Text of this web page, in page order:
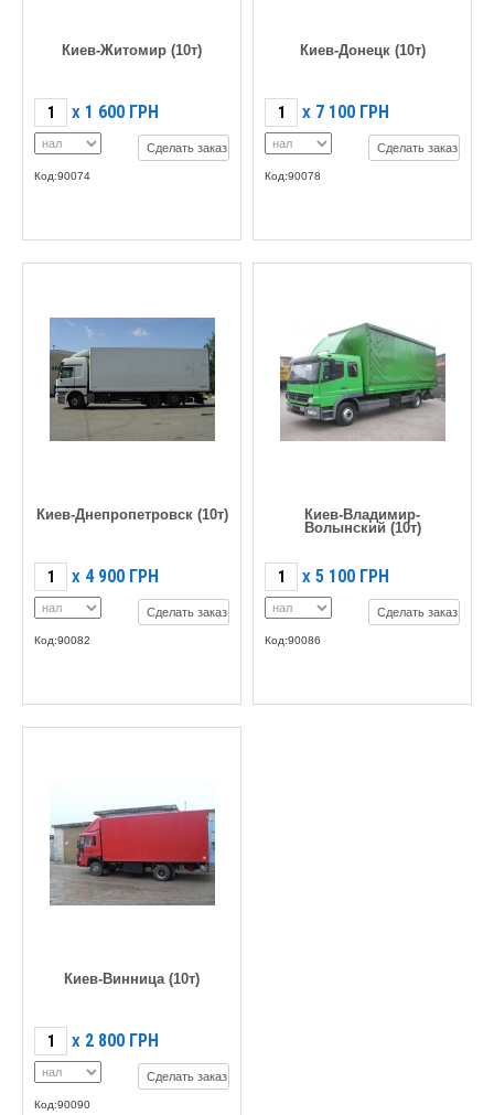
Киев-Житомир (10т)
X 1 600 ГРН
Сделать заказ
Код:90074
Киев-Донецк (10т)
X 7 100 ГРН
Сделать заказ
Код:90078
Киев-Днепропетровск (10т)
X 4 900 ГРН
Сделать заказ
Код:90082
Киев-Владимир-
Волынский (10т)
X 5 100 ГРН
Сделать заказ
Код:90086
Киев-Винница (10т)
X 2 800 ГРН
Сделать заказ
Код:90090